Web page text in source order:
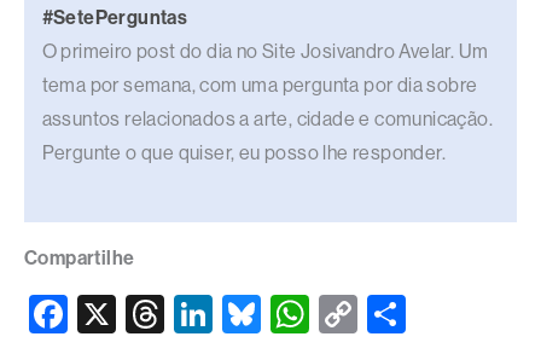
#SetePerguntas
O primeiro post do dia no Site Josivandro Avelar. Um
tema por semana, com uma pergunta por dia sobre
assuntos relacionados a arte, cidade e comunicação.
Pergunte o que quiser, eu posso lhe responder.
Compartilhe
F
X
T
Li
Bl
W
C